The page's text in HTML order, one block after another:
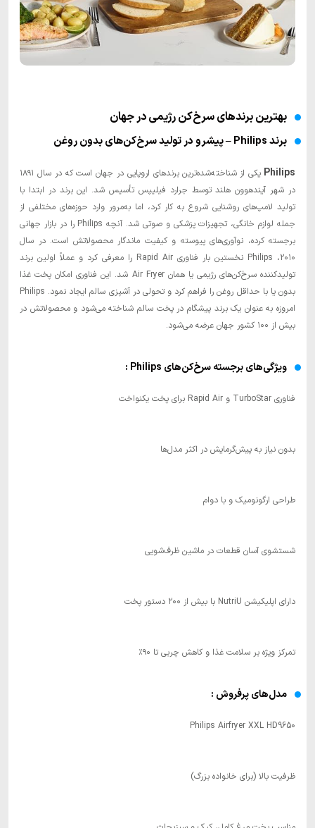
بهترین برندهای سرخ‌کن رژیمی در جهان
برند Philips – پیشرو در تولید سرخ‌کن‌های بدون روغن
Philips
یکی از شناخته‌شده‌ترین برندهای اروپایی در جهان است که در سال ۱۸۹۱
در شهر آیندهوون هلند توسط جرارد فیلیپس تأسیس شد. این برند در ابتدا با
تولید لامپ‌های روشنایی شروع به کار کرد، اما به‌مرور وارد حوزه‌های مختلفی از
جمله لوازم خانگی، تجهیزات پزشکی و صوتی شد. آنچه Philips را در بازار جهانی
برجسته کرده، نوآوری‌های پیوسته و کیفیت ماندگار محصولاتش است. در سال
۲۰۱۰، Philips نخستین بار فناوری Rapid Air را معرفی کرد و عملاً اولین برند
تولیدکننده سرخ‌کن‌های رژیمی یا همان Air Fryer شد. این فناوری امکان پخت غذا
بدون یا با حداقل روغن را فراهم کرد و تحولی در آشپزی سالم ایجاد نمود. Philips
امروزه به عنوان یک برند پیشگام در پخت سالم شناخته می‌شود و محصولاتش در
بیش از ۱۰۰ کشور جهان عرضه می‌شود.
ویژگی‌های برجسته سرخ‌کن‌های Philips :
فناوری TurboStar و Rapid Air برای پخت یکنواخت
بدون نیاز به پیش‌گرمایش در اکثر مدل‌ها
طراحی ارگونومیک و با دوام
شستشوی آسان قطعات در ماشین ظرف‌شویی
دارای اپلیکیشن NutriU با بیش از ۲۰۰ دستور پخت
تمرکز ویژه بر سلامت غذا و کاهش چربی تا ۹۰٪
مدل‌های پرفروش :
Philips Airfryer XXL HD9650
ظرفیت بالا (برای خانواده بزرگ)